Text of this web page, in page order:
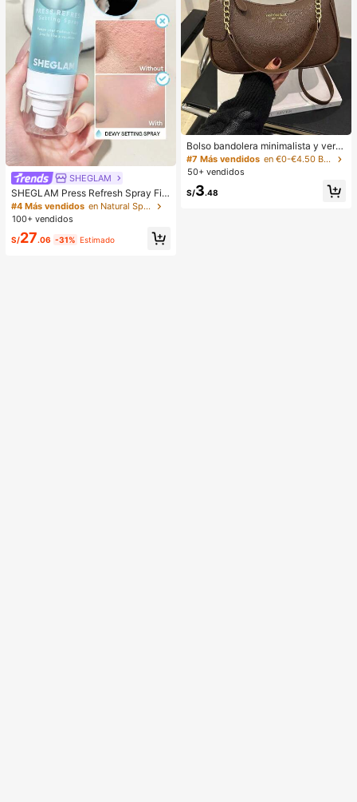
SHEGLAM
SHEGLAM Press Refresh Spray Fija
dor Marca De Belleza CosméTica
Maquillaje Para Mujeres Y NiñAs
#4 Más vendidos
en Natural Spray fijador
100+ vendidos
S/27.06 -31% Estimado
Bolso bandolera minimalista y vers
átil de unicolor con letra para mujer
es, elegante bolso de cadena para
billetera, compras, mujeres jóvenes,
estudiantes universitarios, recién c
#7 Más vendidos
en €0-€4.50 Bolsos cruzados de mujer
50+ vendidos
S/3.48